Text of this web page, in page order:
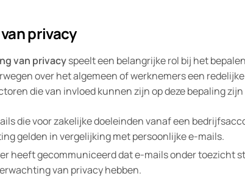
privacy
van privacyspeelt een belangrijke rol bij het
over het algemeen of werknemers een
die van invloed kunnen zijn op deze bepaling
die voor zakelijke doeleinden vanaf een
gelden in vergelijking met persoonlijke e-mails.
heeft gecommuniceerd dat e-mails onder toezicht
van privacy hebben.